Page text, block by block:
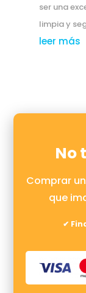
ser una
limpia y
leer más
No
Comprar
que
✔